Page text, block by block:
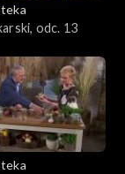
odc. 13